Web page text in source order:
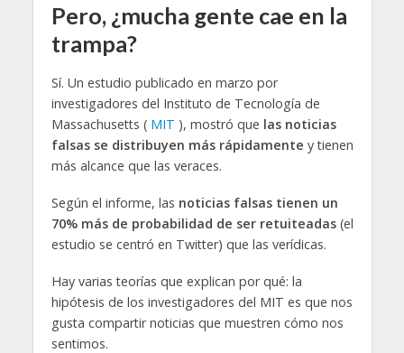
Pero, ¿mucha gente cae en la
trampa?
Sí. Un estudio publicado en marzo por
investigadores del Instituto de Tecnología de
Massachusetts ( MIT ), mostró que las noticias
falsas se distribuyen más rápidamente y tienen
más alcance que las veraces.
Según el informe, las noticias falsas tienen un
70% más de probabilidad de ser retuiteadas(el
estudio se centró en Twitter) que las verídicas.
Hay varias teorías que explican por qué: la
hipótesis de los investigadores del MIT es que nos
gusta compartir noticias que muestren cómo nos
sentimos.